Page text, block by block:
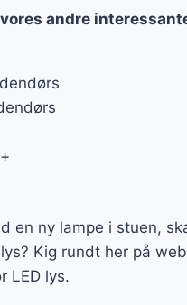
andre
en ny lampe i stuen,
Kig rundt her på
LED lys.